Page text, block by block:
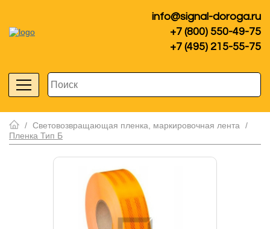
info@signal-doroga.ru
+7 (800) 550-49-75
+7 (495) 215-55-75
/ Световозвращающая пленка, маркировочная лента
/
Пленка Тип Б